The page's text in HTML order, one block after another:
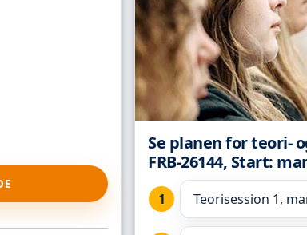
Se planen for teori-
FRB-26144, Start:
Teorisession 1,